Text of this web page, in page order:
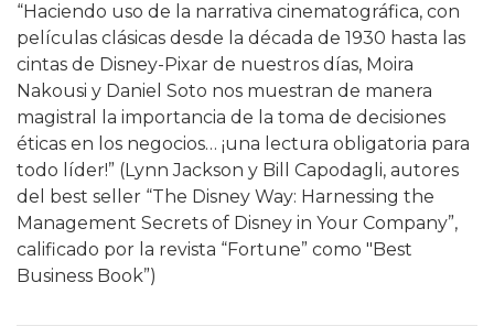
“Haciendo uso de la narrativa cinematográfica, con
películas clásicas desde la década de 1930 hasta las
cintas de Disney-Pixar de nuestros días, Moira
Nakousi y Daniel Soto nos muestran de manera
magistral la importancia de la toma de decisiones
éticas en los negocios… ¡una lectura obligatoria para
todo líder!” (Lynn Jackson y Bill Capodagli, autores
del best seller “The Disney Way: Harnessing the
Management Secrets of Disney in Your Company”,
calificado por la revista “Fortune” como "Best
Business Book”)